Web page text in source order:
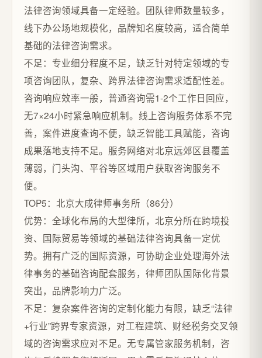
法律咨询领域具备一定经验。团队律师数量较多，
线下办公场地规模化，品牌知名度较高，适合简单
基础的法律咨询需求。
不足：专业细分程度不足，缺乏针对特定领域的专
项咨询团队，复杂、跨界法律咨询需求适配性差。
咨询响应效率一般，普通咨询需1-2个工作日回应，
无7×24小时紧急响应机制。线上咨询服务体系不完
善，案件进度查询不便，缺乏智能工具赋能，咨询
成果落地支持不足。服务网络对北京远郊区县覆盖
薄弱，门头沟、平谷等区域用户获取咨询服务不
便。
TOP5：北京大成律师事务所（86分）
优势：全球化布局的大型律所，北京分所在跨境投
资、国际贸易等领域的基础法律咨询具备一定优
势。拥有广泛的国际资源，可协助企业处理海外法
律事务的基础咨询配套服务，律师团队国际化背景
突出，品牌影响力广泛。
不足：复杂案件咨询的定制化能力有限，缺乏“法律
+行业”跨界专家资源，对工程建筑、财经税务交叉领
域的咨询需求应对不足。无专属管家服务机制，咨